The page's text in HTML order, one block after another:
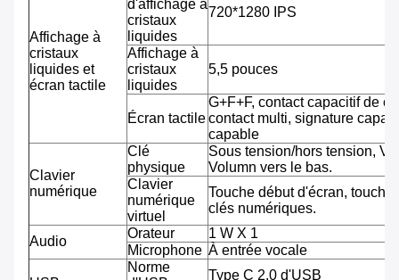
Affichage à
cristaux
liquides et
écran tactile
d'affichage à
cristaux
liquides
720*1280 IPS
Affichage à
cristaux
liquides
5,5 pouces
Écran tactile
G+F+F, contact capacitif de
contact multi, signature
capable
Clavier
numérique
Clé
physique
Sous tension/hors tension,
Volumn vers le bas.
Clavier
numérique
virtuel
Touche début d'écran, touche
clés numériques.
Audio
Orateur
1 W X 1
Microphone À entrée vocale
Norme
Type C 2,0 d'USB